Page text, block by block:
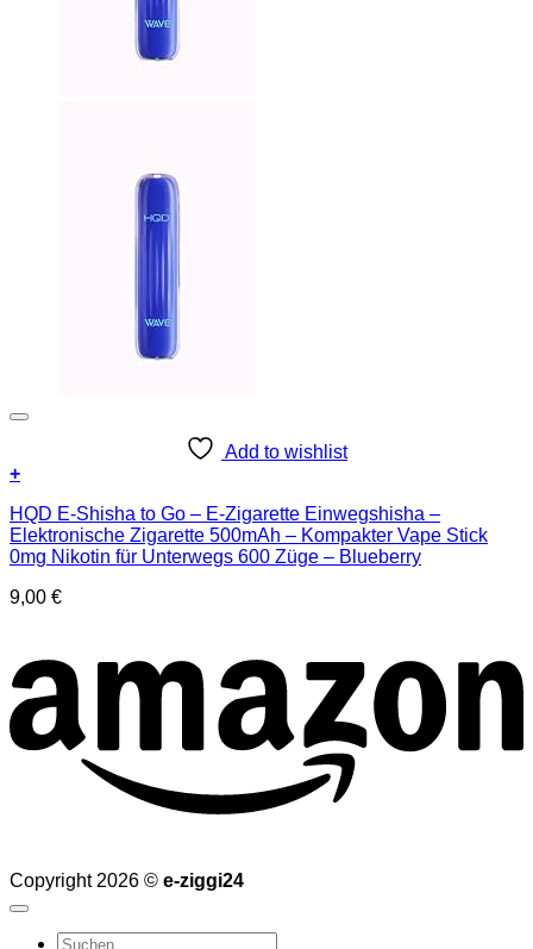
Add to wishlist
+
HQD E-Shisha to Go – E-Zigarette Einwegshisha –
Elektronische Zigarette 500mAh – Kompakter Vape Stick
0mg Nikotin für Unterwegs 600 Züge – Blueberry
9,00 €
Copyright 2026 © e-ziggi24
Suchen